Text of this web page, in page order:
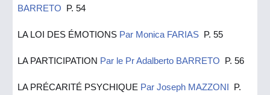
BARRETO P. 54
LA LOI DES ÉMOTIONS Par Monica FARIAS P. 55
LA PARTICIPATION Par le Pr Adalberto BARRETO P.56
LA PRÉCARITÉ PSYCHIQUE Par Joseph MAZZONI
P.